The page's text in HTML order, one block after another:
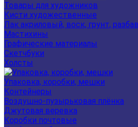
Товары для художников
Кисти художественные
Лак акриловый, воск, грунт,
Мастихины
Графические материалы
Скетчбуки
Холсты
Упаковка, коробки, мешки
Контейнеры
Воздушно-пузырьковая плёнка
Джутовая веревка
Коробки почтовые